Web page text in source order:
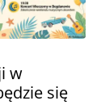
w
się